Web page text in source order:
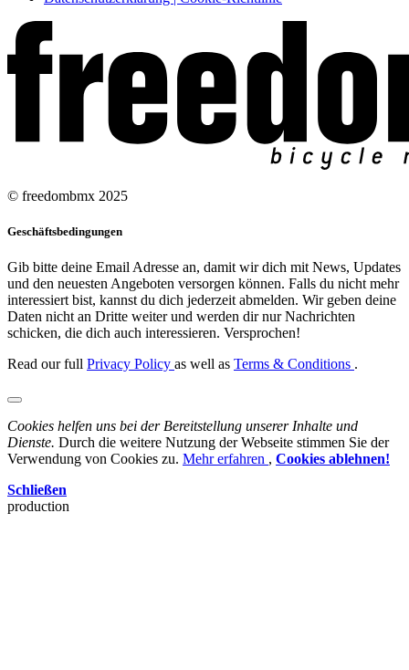
© freedombmx 2025
Geschäftsbedingungen
Gib bitte deine Email Adresse an, damit wir dich mit News, Updates
und den neuesten Angeboten versorgen können. Falls du nicht mehr
interessiert bist, kannst du dich jederzeit abmelden. Wir geben deine
Daten nicht an Dritte weiter und werden dir nur Nachrichten
schicken, die dich auch interessieren. Versprochen!
Read our full Privacy Policy as well as Terms & Conditions .
Cookies helfen uns bei der Bereitstellung unserer Inhalte und
Dienste. Durch die weitere Nutzung der Webseite stimmen Sie der
Verwendung von Cookies zu. Mehr erfahren , Cookies ablehnen!
Schließen
production